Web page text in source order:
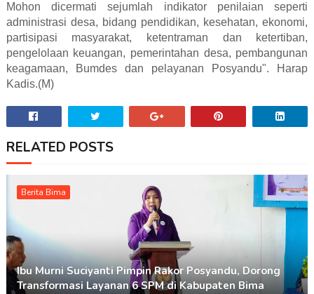
Mohon dicermati sejumlah indikator penilaian seperti
administrasi desa, bidang pendidikan, kesehatan, ekonomi,
partisipasi masyarakat, ketentraman dan ketertiban,
pengelolaan keuangan, pemerintahan desa, pembangunan
keagamaan, Bumdes dan pelayanan Posyandu". Harap
Kadis.(M)
RELATED POSTS
Berita Bima
Ibu Murni Suciyanti Pimpin Rakor Posyandu, Dorong
Transformasi Layanan 6 SPM di Kabupaten Bima